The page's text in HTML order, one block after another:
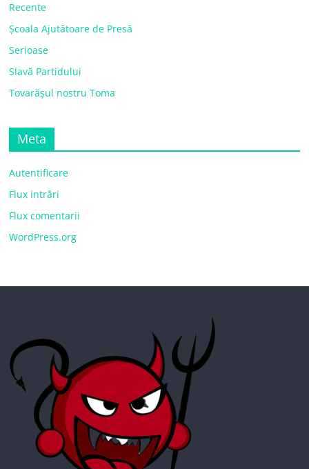
Recente
Școala Ajutătoare de Presă
Serioase
Slavă Partidului
Tovarășul nostru Toma
Meta
Autentificare
Flux intrări
Flux comentarii
WordPress.org